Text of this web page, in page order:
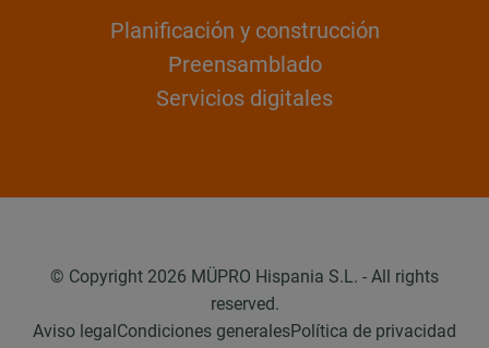
Planificación y construcción
Preensamblado
Servicios digitales
© Copyright 2026 MÜPRO Hispania S.L. - All rights
reserved.
Aviso legalCondiciones generalesPolítica de privacidad